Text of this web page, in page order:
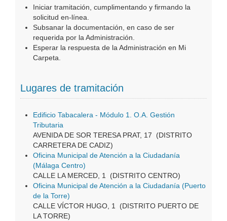
Iniciar tramitación, cumplimentando y firmando la
solicitud en-línea.
Subsanar la documentación, en caso de ser
requerida por la Administración.
Esperar la respuesta de la Administración en Mi
Carpeta.
Lugares de tramitación
Edificio Tabacalera - Módulo 1. O.A. Gestión
Tributaria
AVENIDA DE SOR TERESA PRAT, 17 (DISTRITO
CARRETERA DE CADIZ)
Oficina Municipal de Atención a la Ciudadanía
(Málaga Centro)
CALLE LA MERCED, 1 (DISTRITO CENTRO)
Oficina Municipal de Atención a la Ciudadanía (Puerto
de la Torre)
CALLE VÍCTOR HUGO, 1 (DISTRITO PUERTO DE
LA TORRE)